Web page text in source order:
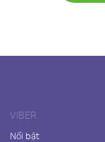
VIBER
Nổi bật